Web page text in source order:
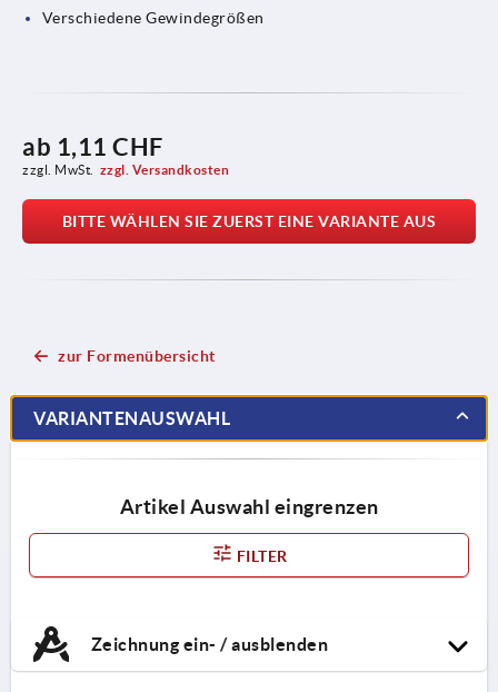
Verschiedene Gewindegrößen
ab 1,11 CHF
zzgl. MwSt. zzgl. Versandkosten
BITTE WÄHLEN SIE ZUERST EINE VARIANTE AUS
zur Formenübersicht
VARIANTENAUSWAHL
Artikel Auswahl eingrenzen
FILTER
Zeichnung ein- / ausblenden